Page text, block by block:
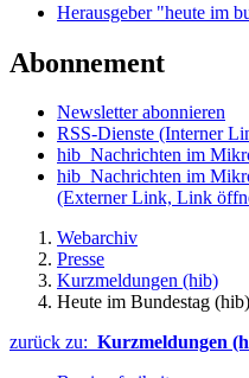
Herausgeber "heute im
Abonnement
Newsletter abonnieren
RSS-Dienste (Interner
hib_Nachrichten im
hib_Nachrichten im
(Externer Link, Link
Webarchiv
Presse
Kurzmeldungen (hib)
Heute im Bundestag (hib)
zurück zu: Kurzmeldungen